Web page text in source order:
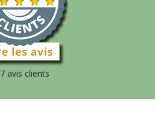
avis clients